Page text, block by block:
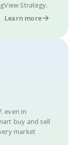
Strategy.
Learn more
even in
buy and sell
market